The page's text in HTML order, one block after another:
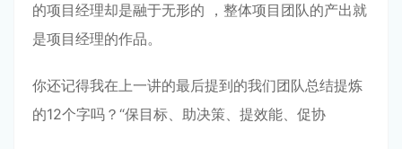
的项⽬经理却是融于⽆形的 ，整体项⽬团队的产出就
是项⽬经理的作品。
你还记得我在上⼀讲的最后提到的我们团队总结提炼
的12个字吗？“保⽬标、助决策、提效能、促协